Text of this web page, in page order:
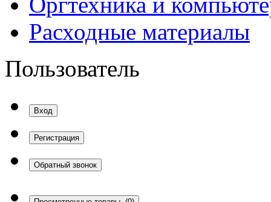
Расходные материалы
Пользователь
Вход
Регистрация
Обратный звонок